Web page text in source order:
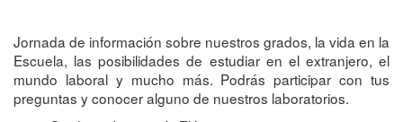
Jornada de información sobre nuestros grados, la vida en la
Escuela, las posibilidades de estudiar en el extranjero, el
mundo laboral y mucho más. Podrás participar con tus
preguntas y conocer alguno de nuestros laboratorios.